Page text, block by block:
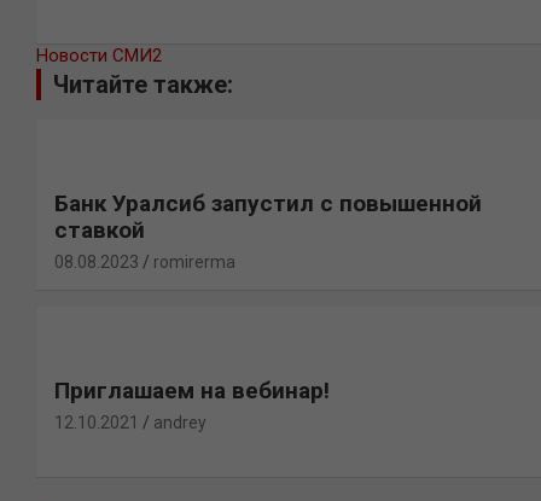
Новости СМИ2
Читайте также:
Банк Уралсиб запустил с повышенной
ставкой
08.08.2023 romirerma
Приглашаем на вебинар!
12.10.2021 andrey